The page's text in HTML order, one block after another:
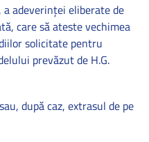
adeverinţei eliberate de
care să ateste vechimea
solicitate pentru
prevăzut de H.G.
după caz, extrasul de pe